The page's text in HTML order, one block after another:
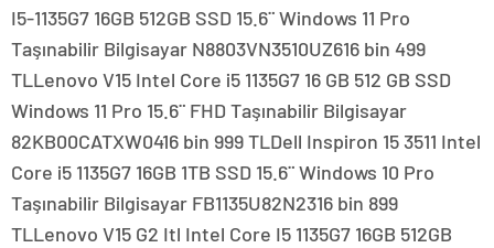
I5-1135G7 16GB 512GB SSD 15.6¨ Windows 11 Pro
Taşınabilir Bilgisayar N8803VN3510UZ616 bin 499
TLLenovo V15 Intel Core i5 1135G7 16 GB 512 GB SSD
Windows 11 Pro 15.6¨ FHD Taşınabilir Bilgisayar
82KB00CATXW0416 bin 999 TLDell Inspiron 15 3511 Intel
Core i5 1135G7 16GB 1TB SSD 15.6¨ Windows 10 Pro
Taşınabilir Bilgisayar FB1135U82N2316 bin 899
TLLenovo V15 G2 Itl Intel Core I5 1135G7 16GB 512GB